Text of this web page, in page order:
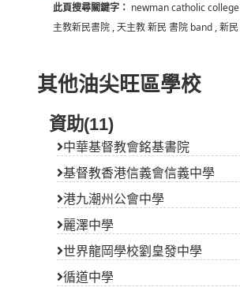
此頁搜尋關鍵字： newman catholic college
主教新民書院 ,天主教 新民 書院 band ,新民
其他油尖旺區學校
資助(11)
中華基督教會銘基書院
基督教香港信義會信義中學
港九潮州公會中學
麗澤中學
世界龍岡學校劉皇發中學
循道中學